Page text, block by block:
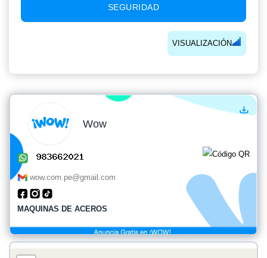
SEGURIDAD
VISUALIZACIÓN
Wow
wow.com.pe@gmail.com
MAQUINAS DE ACEROS